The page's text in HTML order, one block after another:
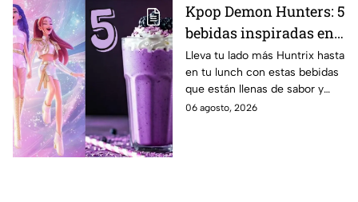
Kpop Demon Hunters: 5
bebidas inspiradas en
las guerreras Huntrix
para llevar a la escuela
este regreso a clases
2026; son saludables y
Lleva tu lado más Huntrix hasta
en tu lunch con estas bebidas
que están llenas de sabor y
frescura.
06 agosto, 2026